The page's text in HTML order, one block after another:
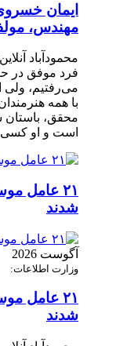
ایمان
مهندس،
محمودآباد
فرد موفق در
می‌رفتیم،
با همه
محقق،
است و او
شدند
آگوست 2026
وزارت اطلاعات:
شدند